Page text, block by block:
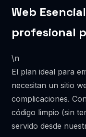
Web
profesional
\n
El plan ideal para
necesitan un sitio
complicaciones.
código limpio (sin
servido desde